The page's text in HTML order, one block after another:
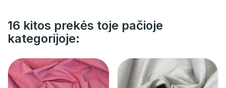
16 kitos prekės toje pačioje
kategorijoje: